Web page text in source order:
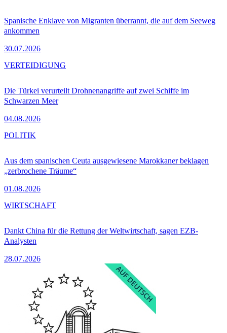
Spanische Enklave von Migranten überrannt, die auf dem Seeweg
ankommen
30.07.2026
Die Türkei verurteilt Drohnenangriffe auf zwei Schiffe im
Schwarzen Meer
04.08.2026
VERTEIDIGUNG
Aus dem spanischen Ceuta ausgewiesene Marokkaner beklagen
„zerbrochene Träume“
01.08.2026
POLITIK
Dankt China für die Rettung der Weltwirtschaft, sagen EZB-
Analysten
28.07.2026
WIRTSCHAFT